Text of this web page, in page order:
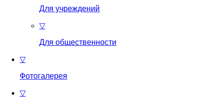
Для учреждений
▽
Для общественности
▽
Фотогалерея
▽